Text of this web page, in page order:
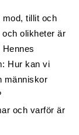
mod, tillit och
olikheter är
Hennes
Hur kan vi
människor
och varför är